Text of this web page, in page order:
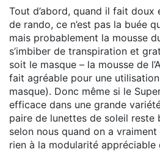
Tout d’abord, quand il fait doux
de rando, ce n’est pas la buée
mais probablement la mousse
s’imbiber de transpiration et
soit le masque – la mousse de
fait agréable pour une
masque). Donc même si le
efficace dans une grande
paire de lunettes de soleil reste
selon nous quand on a vraiment
rien à la modularité appréciable